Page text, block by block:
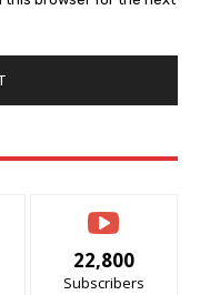
22,800
Subscribers